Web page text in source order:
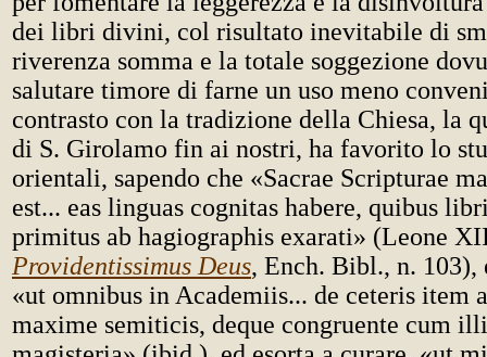
dei libri divini, col risultato inevitabile di
riverenza somma e la totale soggezione
salutare timore di farne un uso meno
contrasto con la tradizione della Chiesa, la
di S. Girolamo fin ai nostri, ha favorito lo
orientali, sapendo che «Sacrae Scripturae
est... eas linguas cognitas habere, quibus
primitus ab hagiographis exarati» (Leone
Providentissimus Deus, Ench. Bibl., n. 103),
«ut omnibus in Academiis... de ceteris item
maxime semiticis, deque congruente cum